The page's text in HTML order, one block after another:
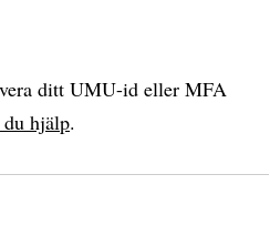
ditt UMU-id eller MFA
du hjälp.